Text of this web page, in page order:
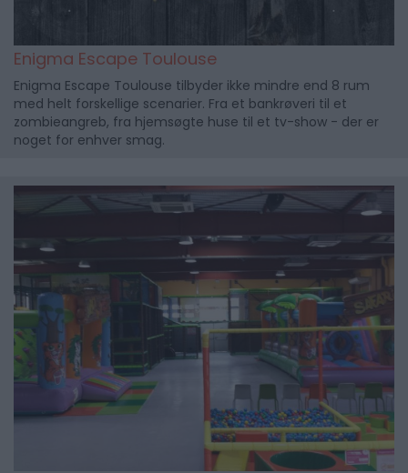
Enigma Escape Toulouse
Enigma Escape Toulouse tilbyder ikke mindre end 8 rum
med helt forskellige scenarier. Fra et bankrøveri til et
zombieangreb, fra hjemsøgte huse til et tv-show - der er
noget for enhver smag.